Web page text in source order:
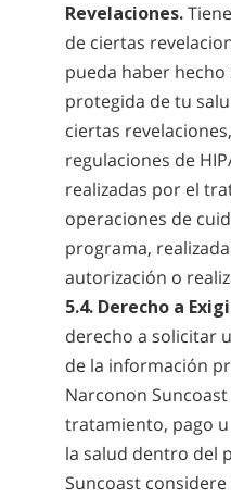
Revelaciones.
de ciertas
pueda haber
protegida de tu
ciertas
regulaciones de
realizadas por el
operaciones de
programa,
autorización o
5.4. Derecho a
derecho a solicitar
de la información
Narconon
tratamiento, pago
la salud dentro del
Suncoast